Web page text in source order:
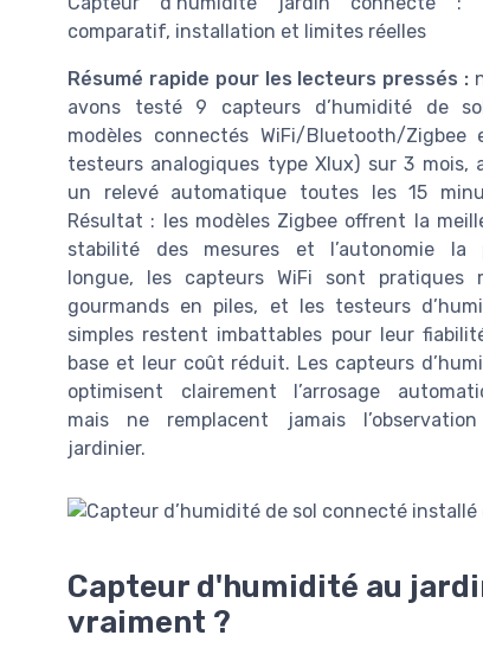
comparatif, installation et limites réelles
Résumé rapide pour les lecteurs pressés :
avons testé 9 capteurs d’humidité de
modèles connectés WiFi/Bluetooth/Zigbee
testeurs analogiques type Xlux) sur 3 mois,
un relevé automatique toutes les 15
Résultat : les modèles Zigbee offrent la
stabilité des mesures et l’autonomie la
longue, les capteurs WiFi sont pratiques
gourmands en piles, et les testeurs
simples restent imbattables pour leur
base et leur coût réduit. Les capteurs
optimisent clairement l’arrosage
mais ne remplacent jamais
jardinier.
Capteur d'humidité au
vraiment ?